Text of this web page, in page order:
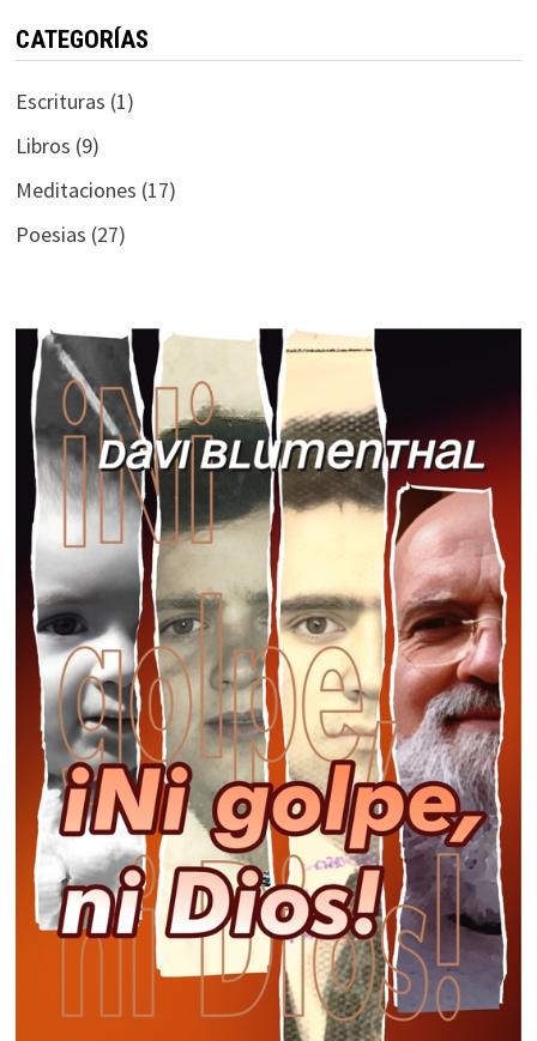
CATEGORÍAS
Escrituras (1)
Libros (9)
Meditaciones (17)
Poesias (27)